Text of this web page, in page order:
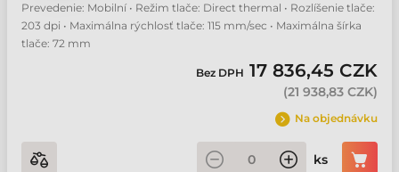
Prevedenie: Mobilní • Režim tlače: Direct thermal • Rozlíšenie tlače:
203 dpi • Maximálna rýchlosť tlače: 115 mm/sec • Maximálna šírka
tlače: 72 mm
Bez DPH 17 836,45 CZK
(21 938,83 CZK)
Na objednávku
ks